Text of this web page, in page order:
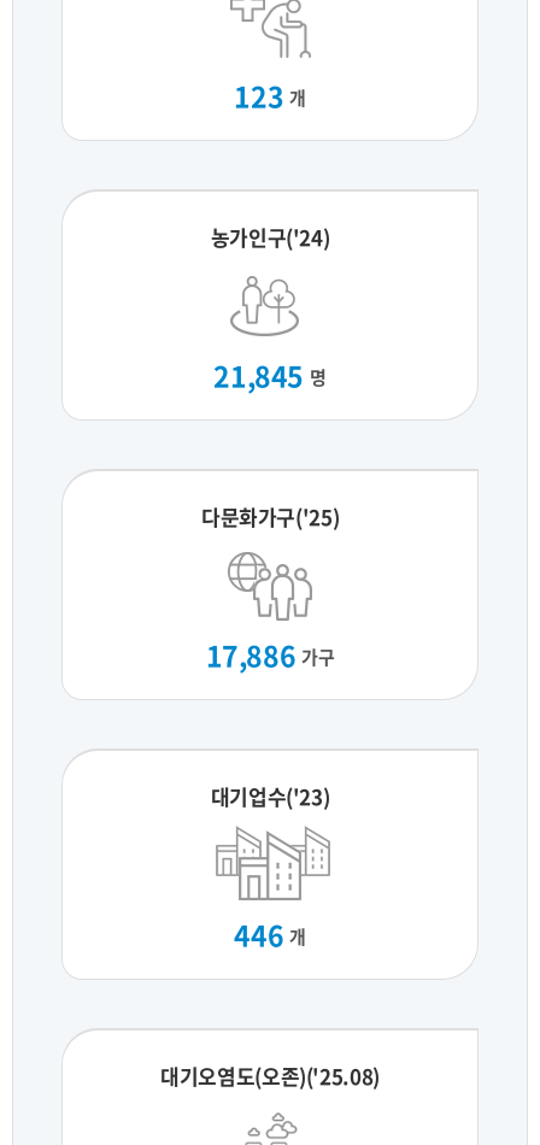
123 개
농가인구('24)
21,845 명
다문화가구('25)
17,886 가구
대기업수('23)
446 개
대기오염도(오존)('25.08)